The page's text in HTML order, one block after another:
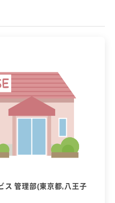
ス 管理部(東京都,八王子